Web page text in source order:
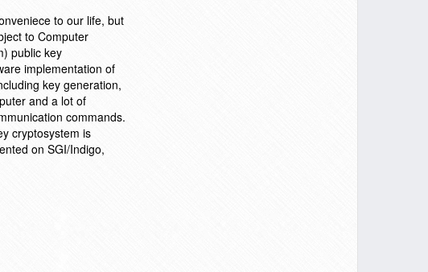
to our life, but
to Computer
public key
implementation of
key generation,
and a lot of
commands.
cryptosystem is
on SGI/Indigo,